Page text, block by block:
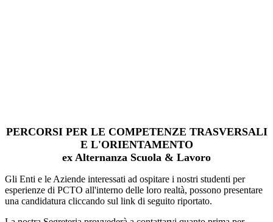
PERCORSI PER LE COMPETENZE TRASVERSALI
E L'ORIENTAMENTO
ex Alternanza Scuola & Lavoro
Gli Enti e le Aziende interessati ad ospitare i nostri studenti per
esperienze di PCTO all'interno delle loro realtà, possono presentare
una candidatura cliccando sul link di seguito riportato.